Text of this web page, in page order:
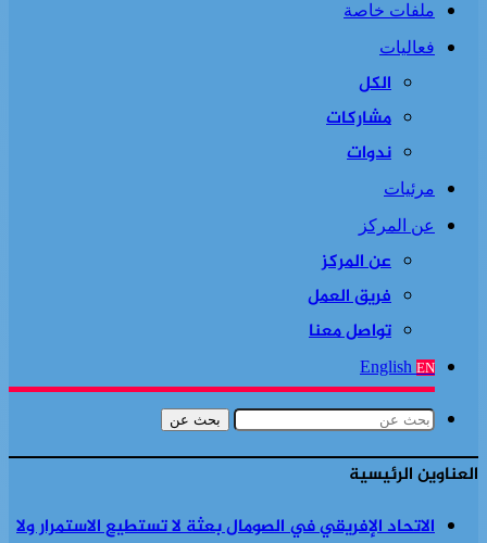
ملفات خاصة
فعاليات
الكل
مشاركات
ندوات
مرئيات
عن المركز
عن المركز
فريق العمل
تواصل معنا
English EN
بحث عن
العناوين الرئيسية
الاتحاد الإفريقي في الصومال بعثة لا تستطيع الاستمرار ولا